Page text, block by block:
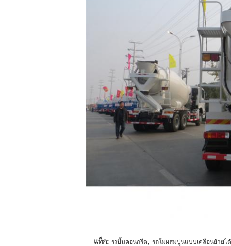
แท็ก: รถปั๊มคอนกรีต , รถโม่ผสมปูนแบบเคลื่อนย้ายได้